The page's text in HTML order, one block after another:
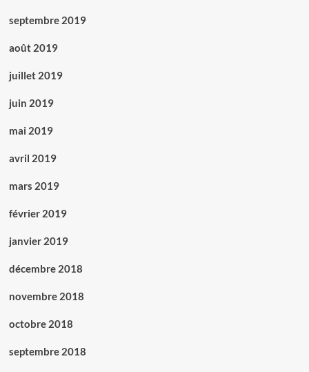
septembre 2019
août 2019
juillet 2019
juin 2019
mai 2019
avril 2019
mars 2019
février 2019
janvier 2019
décembre 2018
novembre 2018
octobre 2018
septembre 2018